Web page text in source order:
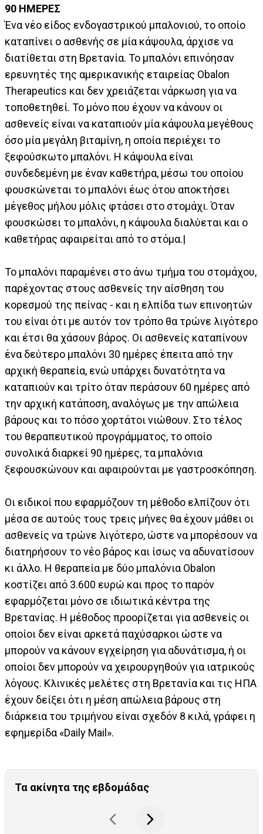
90 ΗΜΕΡΕΣ
Ένα νέο είδος ενδογαστρικού μπαλονιού, το οποίο
καταπίνει ο ασθενής σε μία κάψουλα, άρχισε να
διατίθεται στη Βρετανία. Το μπαλόνι επινόησαν
ερευνητές της αμερικανικής εταιρείας Obalon
Therapeutics και δεν χρειάζεται νάρκωση για να
τοποθετηθεί. Το μόνο που έχουν να κάνουν οι
ασθενείς είναι να καταπιούν μία κάψουλα μεγέθους
όσο μία μεγάλη βιταμίνη, η οποία περιέχει το
ξεφούσκωτο μπαλόνι. Η κάψουλα είναι
συνδεδεμένη με έναν καθετήρα, μέσω του οποίου
φουσκώνεται το μπαλόνι έως ότου αποκτήσει
μέγεθος μήλου μόλις φτάσει στο στομάχι. Όταν
φουσκώσει το μπαλόνι, η κάψουλα διαλύεται και ο
καθετήρας αφαιρείται από το στόμα.|
Το μπαλόνι παραμένει στο άνω τμήμα του στομάχου,
παρέχοντας στους ασθενείς την αίσθηση του
κορεσμού της πείνας - και η ελπίδα των επινοητών
του είναι ότι με αυτόν τον τρόπο θα τρώνε λιγότερο
και έτσι θα χάσουν βάρος. Οι ασθενείς καταπίνουν
ένα δεύτερο μπαλόνι 30 ημέρες έπειτα από την
αρχική θεραπεία, ενώ υπάρχει δυνατότητα να
καταπιούν και τρίτο όταν περάσουν 60 ημέρες από
την αρχική κατάποση, αναλόγως με την απώλεια
βάρους και το πόσο χορτάτοι νιώθουν. Στο τέλος
του θεραπευτικού προγράμματος, το οποίο
συνολικά διαρκεί 90 ημέρες, τα μπαλόνια
ξεφουσκώνουν και αφαιρούνται με γαστροσκόπηση.
Οι ειδικοί που εφαρμόζουν τη μέθοδο ελπίζουν ότι
μέσα σε αυτούς τους τρεις μήνες θα έχουν μάθει οι
ασθενείς να τρώνε λιγότερο, ώστε να μπορέσουν να
διατηρήσουν το νέο βάρος και ίσως να αδυνατίσουν
κι άλλο. Η θεραπεία με δύο μπαλόνια Obalon
κοστίζει από 3.600 ευρώ και προς το παρόν
εφαρμόζεται μόνο σε ιδιωτικά κέντρα της
Βρετανίας. Η μέθοδος προορίζεται για ασθενείς οι
οποίοι δεν είναι αρκετά παχύσαρκοι ώστε να
μπορούν να κάνουν εγχείρηση για αδυνάτισμα, ή οι
οποίοι δεν μπορούν να χειρουργηθούν για ιατρικούς
λόγους. Κλινικές μελέτες στη Βρετανία και τις ΗΠΑ
έχουν δείξει ότι η μέση απώλεια βάρους στη
διάρκεια του τριμήνου είναι σχεδόν 8 κιλά, γράφει η
εφημερίδα «Daily Mail».
Τα ακίνητα της εβδομάδας